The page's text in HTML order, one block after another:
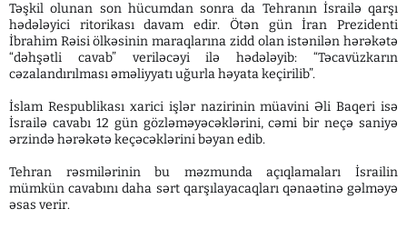
Təşkil olunan son hücumdan sonra da Tehranın İsrailə qarşı
hədələyici ritorikası davam edir. Ötən gün İran Prezidenti
İbrahim Rəisi ölkəsinin maraqlarına zidd olan istənilən hərəkətə
“dəhşətli cavab” veriləcəyi ilə hədələyib: “Təcavüzkarın
cəzalandırılması əməliyyatı uğurla həyata keçirilib”.
İslam Respublikası xarici işlər nazirinin müavini Əli Baqeri isə
İsrailə cavabı 12 gün gözləməyəcəklərini, cəmi bir neçə saniyə
ərzində hərəkətə keçəcəklərini bəyan edib.
Tehran rəsmilərinin bu məzmunda açıqlamaları İsrailin
mümkün cavabını daha sərt qarşılayacaqları qənaətinə gəlməyə
əsas verir.